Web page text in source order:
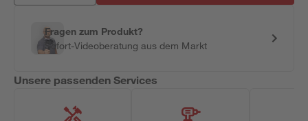
Fragen zum Produkt?
Sofort-Videoberatung aus dem Markt
Unsere passenden Services